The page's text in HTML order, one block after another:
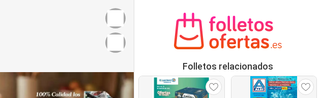
Folletos relacionados